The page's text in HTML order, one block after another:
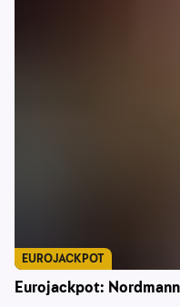
Eurojackpot:
EUROJACKPOT